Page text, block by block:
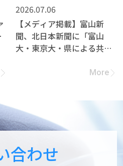
2026.07.06
【メディア掲載】富山新
聞、北日本新聞に「富山
大・東京大・県による共同
More
合わせ